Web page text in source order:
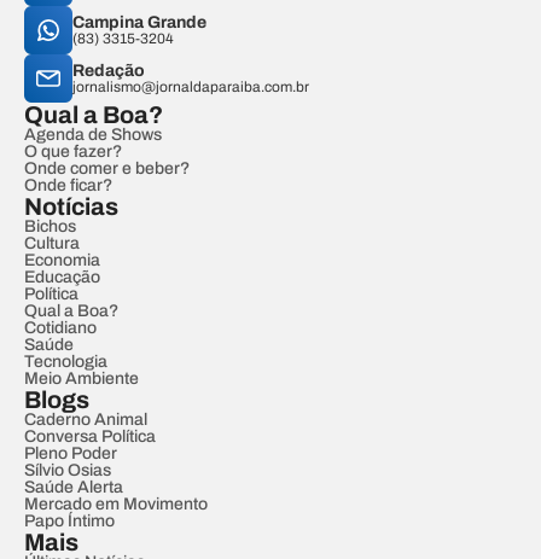
Campina Grande
(83) 3315-3204
Redação
jornalismo@jornaldaparaiba.com.br
Qual a Boa?
Agenda de Shows
O que fazer?
Onde comer e beber?
Onde ficar?
Notícias
Bichos
Cultura
Economia
Educação
Política
Qual a Boa?
Cotidiano
Saúde
Tecnologia
Meio Ambiente
Blogs
Caderno Animal
Conversa Política
Pleno Poder
Sílvio Osias
Saúde Alerta
Mercado em Movimento
Papo Íntimo
Mais